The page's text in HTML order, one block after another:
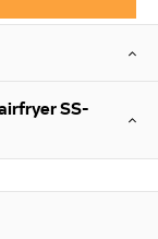
SS-